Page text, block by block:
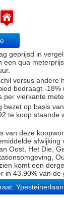
geprijsd in
een qua
versus andere
bedraagt -
per vierkante
bezet op basis
te koop staande
van deze
afwijking
Oost, Het Die,
komt een
in 43.90% van de
Ypesteinerlaan